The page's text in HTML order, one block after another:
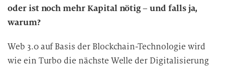
oder ist noch mehr Kapital nötig – und falls ja,
warum?
Web 3.0 auf Basis der Blockchain-Technologie wird
wie ein Turbo die nächste Welle der Digitalisierung